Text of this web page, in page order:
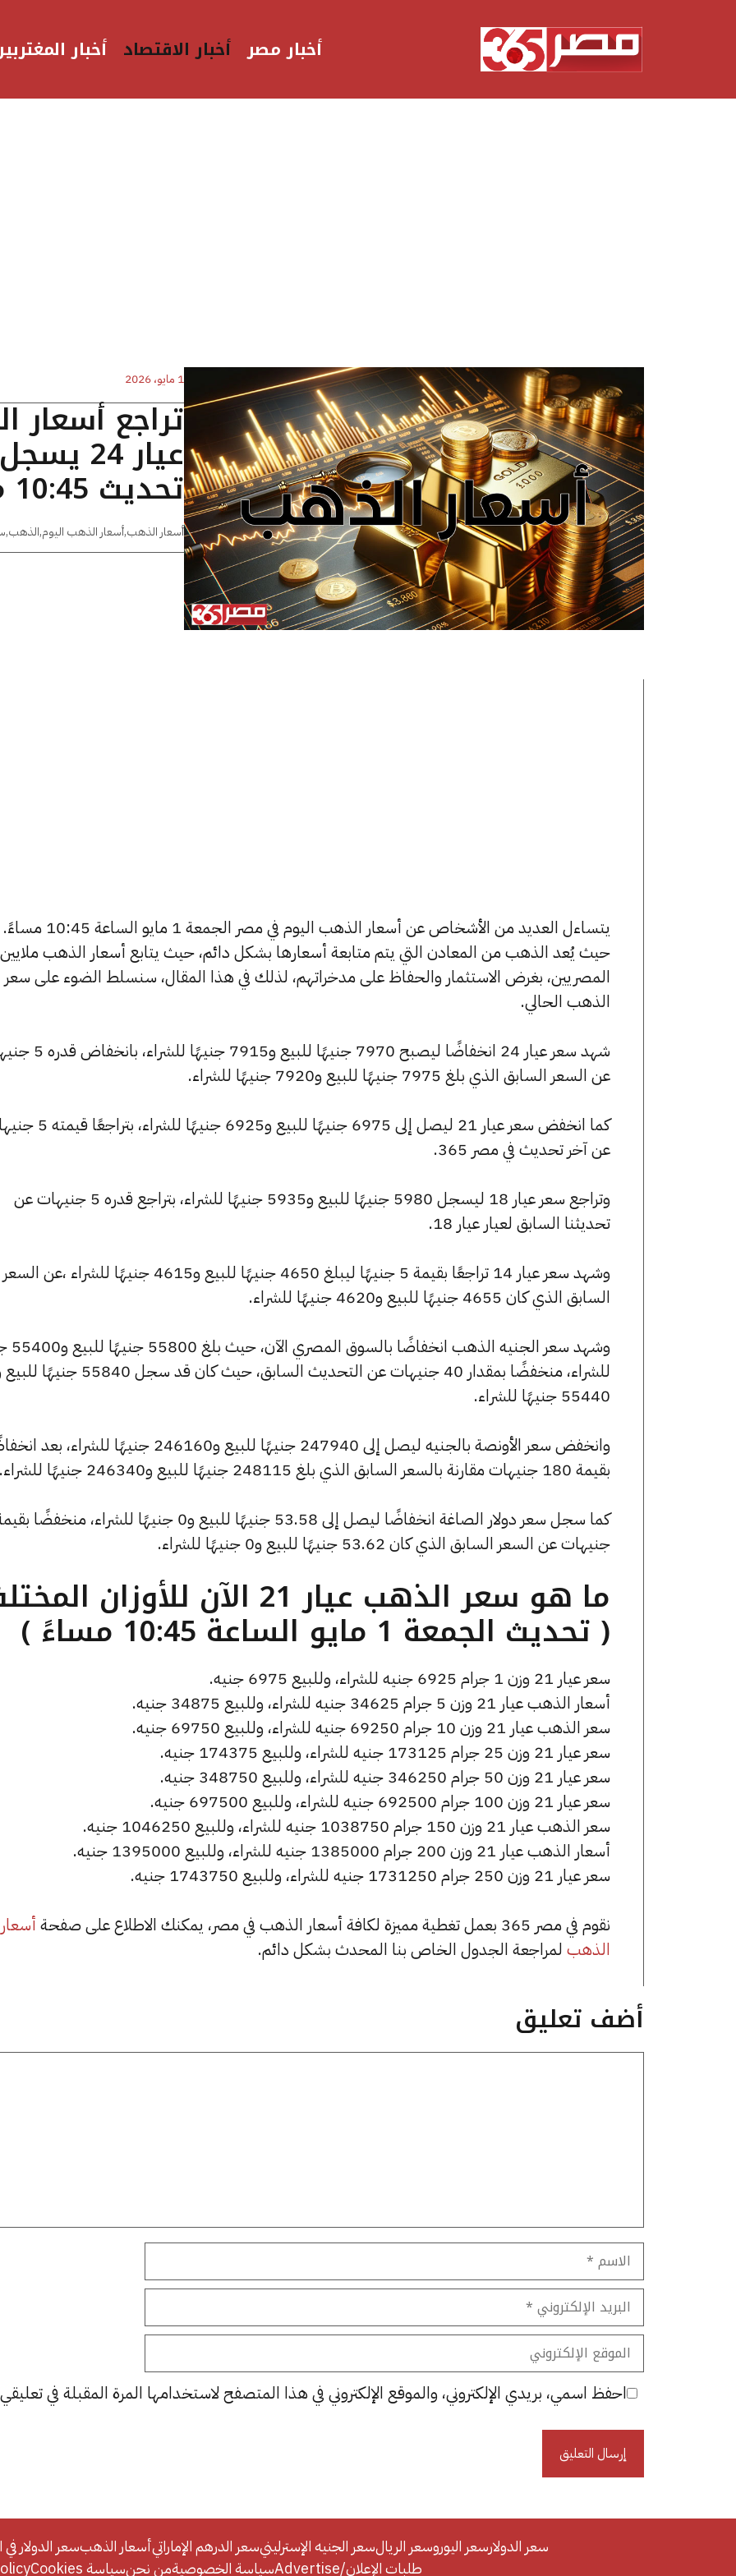
أخبار مصر أخبار الاقتصاد أخبار
1 مايو، 2026
تراجع
تحديث 10:45 مساءًا
أسعار الذهب,أسعار الذهب اليوم,الذهب,
يتساءل العديد من الأشخاص عن أسعار الذهب اليوم في مصر الجمعة 1 مايو الساعة 10:45 مساءً.
حيث يُعد الذهب من المعادن التي يتم متابعة أسعارها بشكل دائم، حيث يتابع أسعار الذهب ملايين
المصريين، بغرض الاستثمار والحفاظ على مدخراتهم، لذلك في هذا المقال، سنسلط الضوء على سعر
الذهب الحالي.
شهد سعر عيار 24 انخفاضًا ليصبح 7970 جنيهًا
عن السعر السابق الذي بلغ 7975 جنيهًا للبيع و7920 جنيهًا للشراء.
كما انخفض سعر عيار 21 ليصل إلى 6975 جنيهًا للبيع و6925
عن آخر تحديث في مصر 365.
وتراجع سعر عيار 18 ليسجل 5980 جنيهًا للبيع و5935 جنيهًا للشراء، بتراجع قدره 5 جنيهات عن
تحديثنا السابق لعيار عيار 18.
وشهد سعر عيار 14 تراجعًا بقيمة 5 جنيهًا ليبلغ 4650 جنيهًا للبيع و4615 جنيهًا للشراء ،عن السعر
السابق الذي كان 4655 جنيهًا للبيع و4620 جنيهًا للشراء.
وشهد سعر
للشراء، منخفضًا بمقدار 40 جنيهات عن التحديث السابق، حيث كان قد سجل 55840
55440 جنيهًا للشراء.
وانخفض سعر الأونصة بالجنيه ليصل إلى 247940 جنيهًا للبيع و246160 جنيهًا للشراء،
بقيمة 180 جنيهات مقارنة بالسعر السابق الذي بلغ 248115 جنيهًا للبيع و246340 جنيهًا للشراء.
جنيهات عن السعر السابق الذي كان 53.62 جنيهًا للبيع و0 جنيهًا للشراء.
ما هو سعر الذهب عيار 21 الآن للأوزان
( تحديث الجمعة 1 مايو الساعة 10:45 مساءً )
سعر عيار 21 وزن 1 جرام 6925 جنيه للشراء، وللبيع 6975 جنيه.
أسعار الذهب عيار 21 وزن 5 جرام 34625 جنيه للشراء، وللبيع 34875 جنيه.
سعر الذهب عيار 21 وزن 10 جرام 69250 جنيه للشراء، وللبيع 69750 جنيه.
سعر عيار 21 وزن 25 جرام 173125 جنيه للشراء، وللبيع 174375 جنيه.
سعر عيار 21 وزن 50 جرام 346250 جنيه للشراء، وللبيع 348750 جنيه.
سعر عيار 21 وزن 100 جرام 692500 جنيه للشراء، وللبيع 697500 جنيه.
سعر الذهب عيار 21 وزن 150 جرام 1038750 جنيه للشراء، وللبيع 1046250 جنيه.
أسعار الذهب عيار 21 وزن 200 جرام 1385000 جنيه للشراء، وللبيع 1395000 جنيه.
سعر عيار 21 وزن 250 جرام 1731250 جنيه للشراء، وللبيع 1743750 جنيه.
نقوم في مصر 365 بعمل تغطية مميزة لكافة أسعار الذهب في مصر، يمكنك الاطلاع على صفحة
أسعار
الذهب لمراجعة الجدول الخاص بنا المحدث بشكل دائم.
أضف تعليق
الاسم
البريد
الإلكتروني
الموقع
الإلكتروني
احفظ اسمي، بريدي الإلكتروني، والموقع الإلكتروني في هذا المتصفح لاستخدامها المرة المقبلة في
سعر الدولارسعر اليوروسعر الريالسعر الجنيه الإسترلينيسعر الدرهم الإماراتيأسعار الذهبسعر الدولار في
طلبات الإعلان/Advertise
سياسة الخصوصيةمن نحنسياسة Cookies